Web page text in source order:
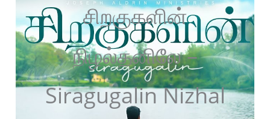
சிறகுகளின்
நிழல்தனிலே –
Siragugalin Nizhal